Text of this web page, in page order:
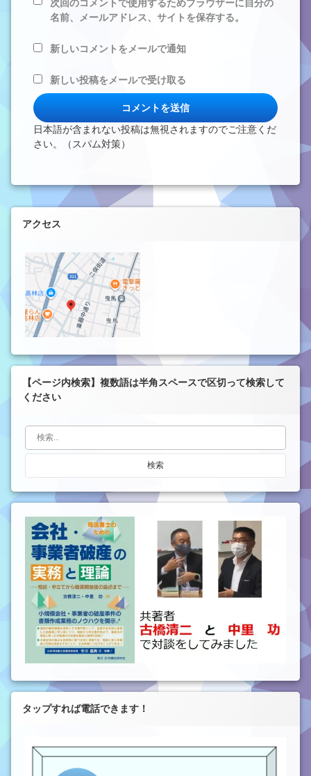
次回のコメントで使用するためブラウザーに自分の
名前、メールアドレス、サイトを保存する。
新しいコメントをメールで通知
新しい投稿をメールで受け取る
日本語が含まれない投稿は無視されますのでご注意くだ
さい。（スパム対策）
左サイドバー
アクセス
【ページ内検索】複数語は半角スペースで区切って検索して
ください
検索:
タップすれば電話できます！